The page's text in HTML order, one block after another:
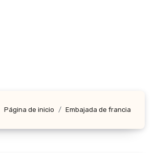
Página de inicio Embajada de francia